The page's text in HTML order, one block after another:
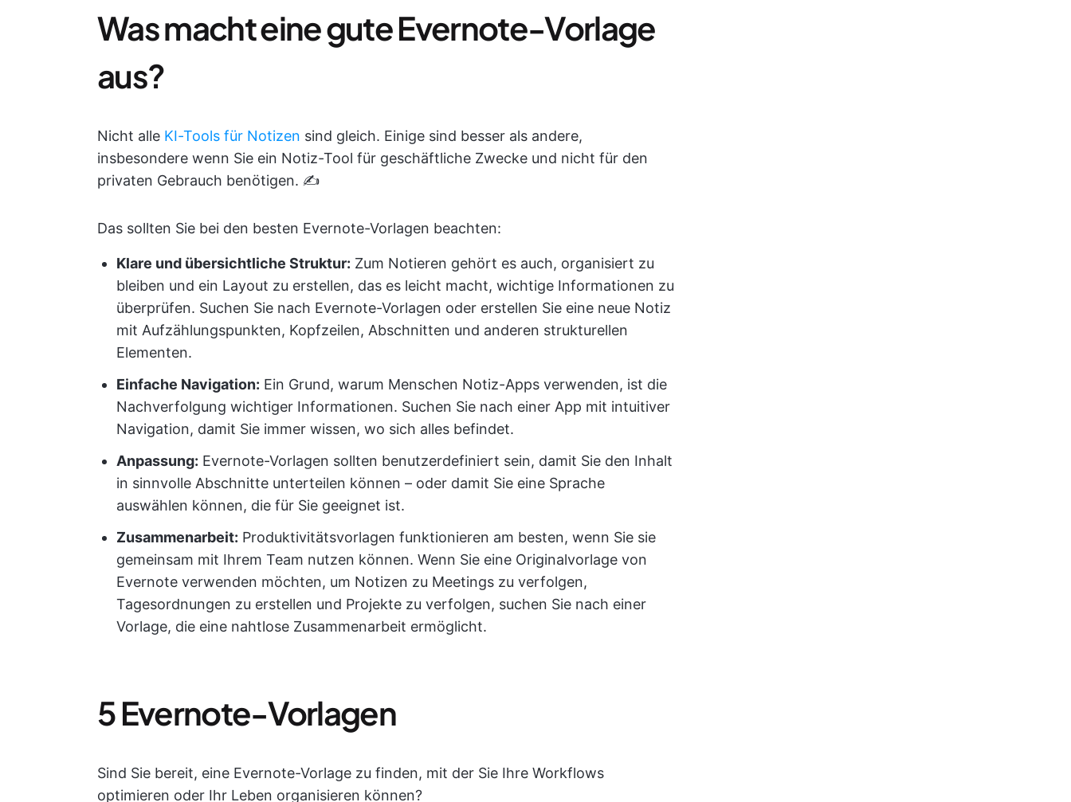
Was macht eine gute Evernote-Vorlage
aus?
Nicht alle KI-Tools für Notizen sind gleich. Einige sind besser als andere,
insbesondere wenn Sie ein Notiz-Tool für geschäftliche Zwecke und nicht für den
privaten Gebrauch benötigen. ✍️
Das sollten Sie bei den besten Evernote-Vorlagen beachten:
Klare und übersichtliche Struktur: Zum Notieren gehört es auch, organisiert zu
bleiben und ein Layout zu erstellen, das es leicht macht, wichtige Informationen zu
überprüfen. Suchen Sie nach Evernote-Vorlagen oder erstellen Sie eine neue Notiz
mit Aufzählungspunkten, Kopfzeilen, Abschnitten und anderen strukturellen
Elementen.
Einfache Navigation: Ein Grund, warum Menschen Notiz-Apps verwenden, ist die
Nachverfolgung wichtiger Informationen. Suchen Sie nach einer App mit intuitiver
Navigation, damit Sie immer wissen, wo sich alles befindet.
Anpassung: Evernote-Vorlagen sollten benutzerdefiniert sein, damit Sie den Inhalt
in sinnvolle Abschnitte unterteilen können – oder damit Sie eine Sprache
auswählen können, die für Sie geeignet ist.
Zusammenarbeit: Produktivitätsvorlagen funktionieren am besten, wenn Sie sie
gemeinsam mit Ihrem Team nutzen können. Wenn Sie eine Originalvorlage von
Evernote verwenden möchten, um Notizen zu Meetings zu verfolgen,
Tagesordnungen zu erstellen und Projekte zu verfolgen, suchen Sie nach einer
Vorlage, die eine nahtlose Zusammenarbeit ermöglicht.
5 Evernote-Vorlagen
Sind Sie bereit, eine Evernote-Vorlage zu finden, mit der Sie Ihre Workflows
optimieren oder Ihr Leben organisieren können?